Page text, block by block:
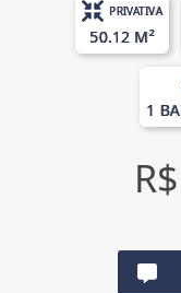
PRIVATIVA
50.12 M²
1